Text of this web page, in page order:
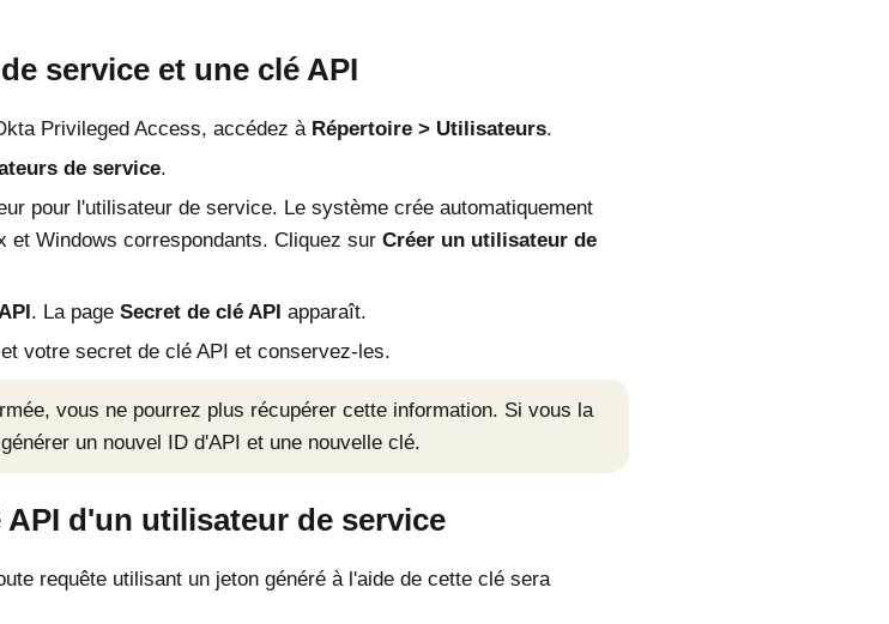
service et une clé API
Privileged Access, accédez à Répertoire Utilisateurs.
de service.
pour l'utilisateur de service. Le système crée automatiquement
et Windows correspondants. Cliquez sur Créer un utilisateur de
. La page Secret de clé API apparaît.
votre secret de clé API et conservez-les.
vous ne pourrez plus récupérer cette information. Si vous la
un nouvel ID d'API et une nouvelle clé.
d'un utilisateur de service
requête utilisant un jeton généré à l'aide de cette clé sera